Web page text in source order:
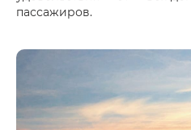
пассажиров.